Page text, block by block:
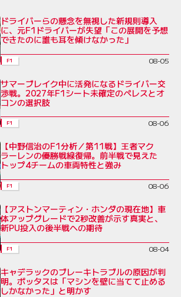
ドライバーらの懸念を無視した新規則導入
に、元F1ドライバーが失望「この展開を予想
できたのに誰も耳を傾けなかった」
F1 08-05
サマーブレイク中に活発になるドライバー交
渉戦。2027年F1シート未確定のペレスとオ
コンの選択肢
F1 08-06
【中野信治のF1分析／第11戦】王者マク
ラーレンの優勝戦線復帰。前半戦で見えた
トップ4チームの車両特性と強み
F1 08-06
【アストンマーティン・ホンダの現在地】車
体アップグレードで2秒改善が示す真実と、
新PU投入の後半戦への期待
F1 08-04
キャデラックのブレーキトラブルの原因が判
明。ボッタスは「マシンを壁に当てて止める
しかなかった」と明かす